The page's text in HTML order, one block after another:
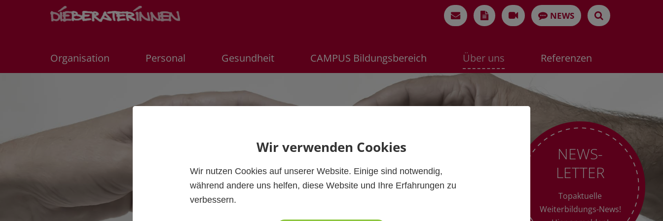
Wir verwenden Cookies
Wir nutzen Cookies auf unserer Website. Einige sind notwendig,
während andere uns helfen, diese Website und Ihre Erfahrungen zu
verbessern.
NEWS
Organisation Personal Gesundheit CAMPUS Bildungsbereich Über uns Referenzen
NEWS-
LETTER
Topaktuelle
Weiterbildungs-News!